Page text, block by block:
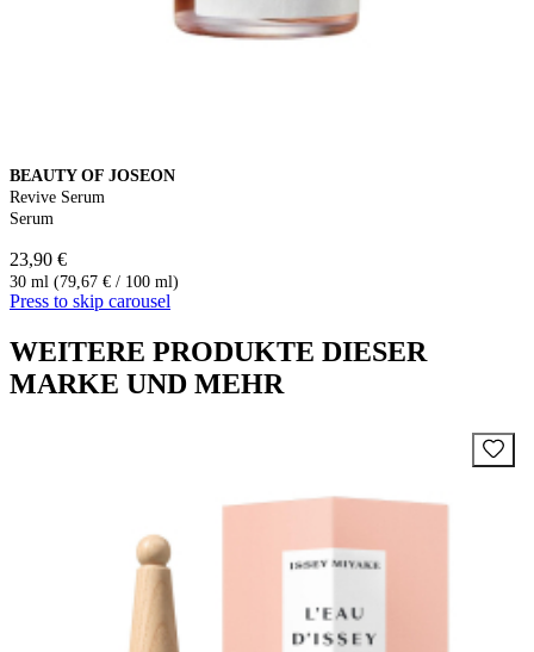
BEAUTY OF JOSEON
Revive Serum
Serum
23,90 €
30 ml (79,67 € / 100 ml)
Press to skip carousel
WEITERE PRODUKTE DIESER
MARKE UND MEHR